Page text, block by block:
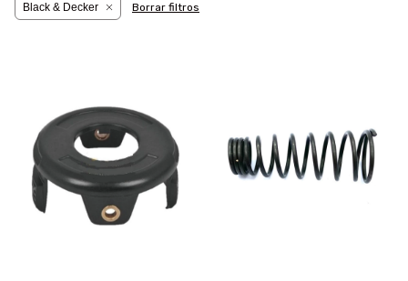
Black & Decker Borrar filtros